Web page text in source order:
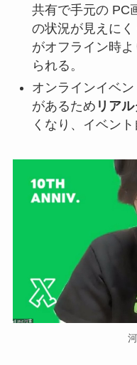
共有で手元の PC
の状況が見えに
がオフライン時
られる。
オンラインイベ
があるため リア
くなり、イベン